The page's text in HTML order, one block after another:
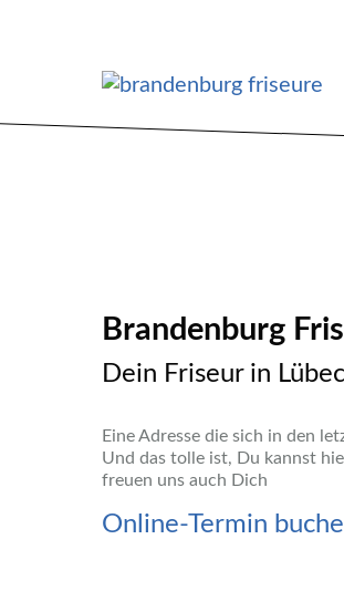
Brandenburg
Dein Friseur in
Eine Adresse die sich in den
Und das tolle ist, Du kannst
freuen uns auch Dich
Online-Termin